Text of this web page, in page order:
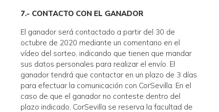
7.- CONTACTO CON EL GANADOR
El ganador será contactado a partir del 30 de
octubre de 2020 mediante un comentario en el
vídeo del sorteo, indicando que tienen que mandar
sus datos personales para realizar el envío. El
ganador tendrá que contactar en un plazo de 3 días
para efectuar la comunicación con CorSevilla. En el
caso de que el ganador no conteste dentro del
plazo indicado, CorSevilla se reserva la facultad de